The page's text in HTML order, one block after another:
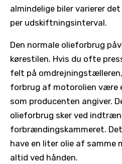
almindelige biler varierer
per udskiftningsinterval.
Den normale olieforbrug
kørestilen. Hvis du ofte
felt på
forbrug af motorolien være
som producenten angiver.
olieforbrug sker ved
forbrændingskammeret.
have en liter olie af samme
altid ved hånden.